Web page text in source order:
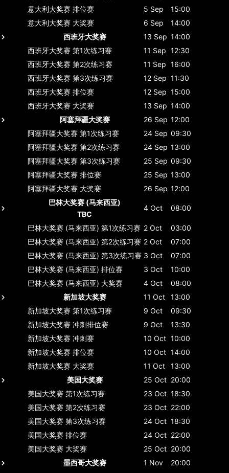
意大利大奖赛 排位赛 5 Sep
15:00
意大利大奖赛 大奖赛 6 Sep
14:00
西班牙大奖赛
13 Sep 14:00
西班牙大奖赛 第1次练习赛 11 Sep 12:30
西班牙大奖赛 第2次练习赛 11 Sep 16:00
西班牙大奖赛 第3次练习赛 12 Sep 11:30
西班牙大奖赛 排位赛 12 Sep 15:00
西班牙大奖赛 大奖赛 13 Sep 14:00
阿塞拜疆大奖赛
26 Sep 12:00
阿塞拜疆大奖赛 第1次练习赛 24 Sep 09:30
阿塞拜疆大奖赛 第2次练习赛 24 Sep 13:00
阿塞拜疆大奖赛 第3次练习赛 25 Sep 09:30
阿塞拜疆大奖赛 排位赛 25 Sep 13:00
阿塞拜疆大奖赛 大奖赛 26 Sep 12:00
巴林大奖赛 (马来西亚)
TBC
4 Oct 08:00
巴林大奖赛 (马来西亚) 第1次练习赛 2 Oct
03:00
巴林大奖赛 (马来西亚) 第2次练习赛 2 Oct
07:00
巴林大奖赛 (马来西亚) 第3次练习赛 3 Oct
07:00
巴林大奖赛 (马来西亚) 排位赛 3 Oct
10:00
巴林大奖赛 (马来西亚) 大奖赛 4 Oct
08:00
新加坡大奖赛
11 Oct
13:00
新加坡大奖赛 第1次练习赛 9 Oct
09:30
新加坡大奖赛 冲刺排位赛 9 Oct
13:30
新加坡大奖赛 冲刺赛 10 Oct 10:00
新加坡大奖赛 排位赛 10 Oct 14:00
新加坡大奖赛 大奖赛 11 Oct
13:00
美国大奖赛
25 Oct 20:00
美国大奖赛 第1次练习赛 23 Oct 18:30
美国大奖赛 第2次练习赛 23 Oct 22:00
美国大奖赛 第3次练习赛 24 Oct 18:30
美国大奖赛 排位赛 24 Oct 22:00
美国大奖赛 大奖赛 25 Oct 20:00
墨西哥大奖赛
1 Nov
20:00